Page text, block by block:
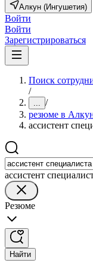
Алкун (Ингушетия)
Войти
Войти
Зарегистрироваться
Поиск
/
... /
резюме в
ассистент
ассистент
Резюме
Найти